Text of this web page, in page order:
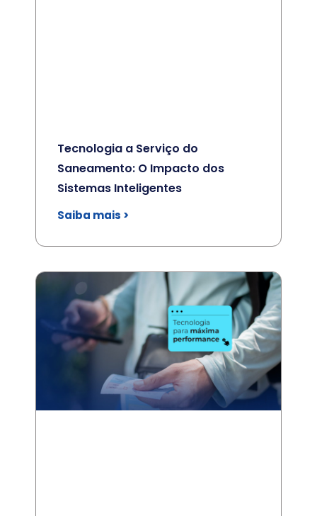
Tecnologia a Serviço do
Saneamento: O Impacto dos
Sistemas Inteligentes
Saiba mais >